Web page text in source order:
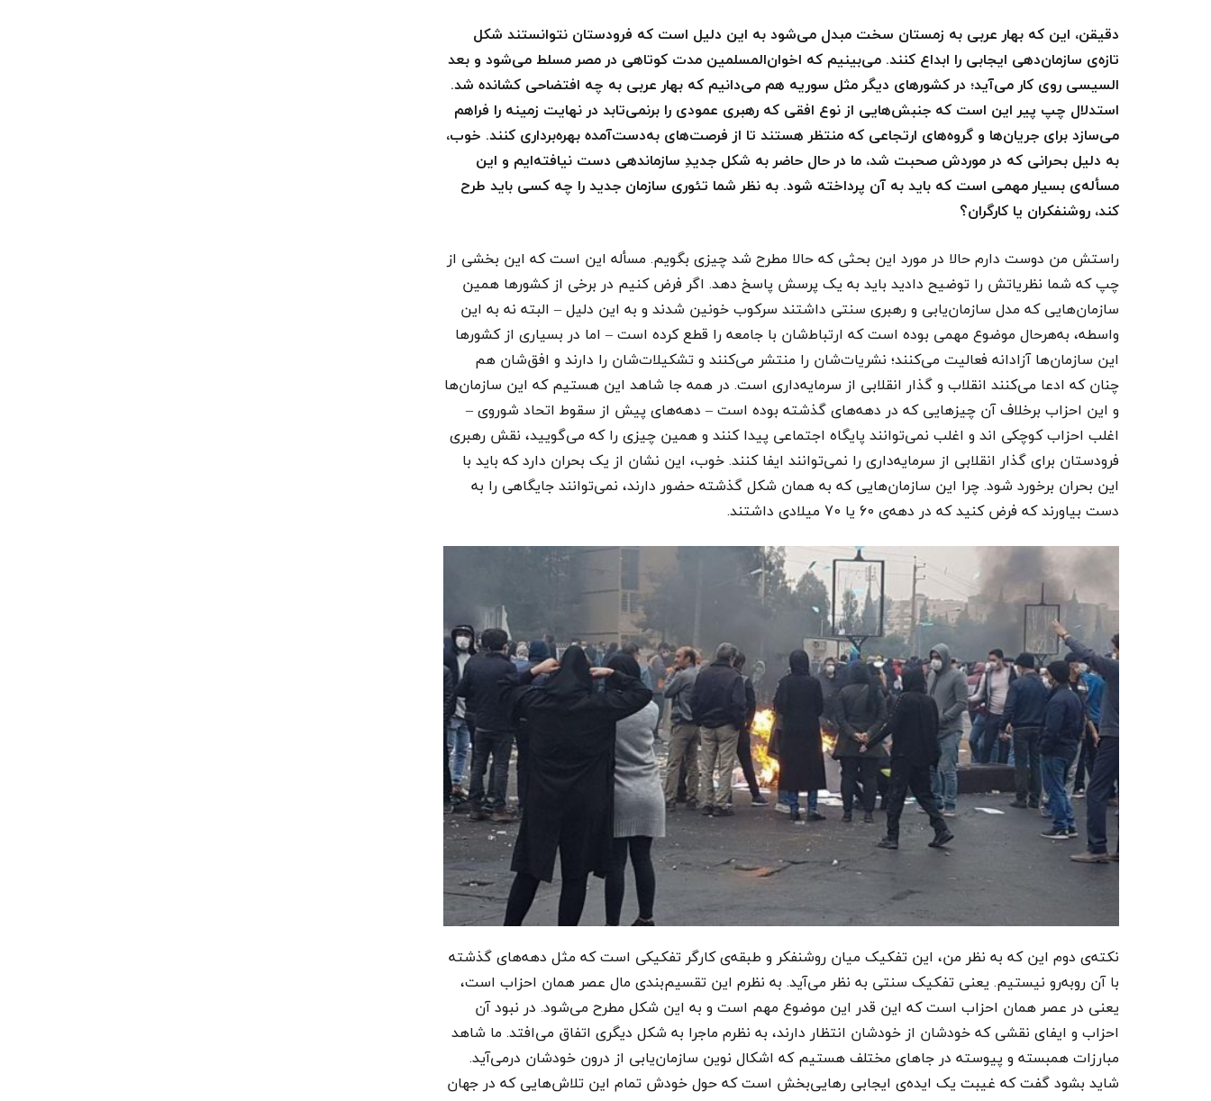
دقیقن، این که بهار عربی به زمستان سخت مبدل می‌شود به این دلیل است که فرودستان نتوانستند شکل
تازه‌ی سازمان‌دهی ایجابی را ابداع کنند. می‌بینیم که اخوان‌المسلمین مدت کوتاهی در مصر مسلط می‌شود و بعد
السیسی روی کار می‌آید؛ در کشورهای دیگر مثل سوریه هم می‌دانیم که بهار عربی به چه افتضاحی کشانده شد.
استدلال چپ‌ پیر این است که جنبش‌هایی از نوع افقی که رهبری عمودی را برنمی‌تابد در نهایت زمینه را فراهم
می‌سازد برای جریان‌ها و گروه‌های ارتجاعی که منتظر هستند تا از فرصت‌های به‌دست‌آمده بهره‌برداری کنند. خوب،
به دلیل بحرانی که در موردش صحبت شد، ما در حال حاضر به شکل جدیدِ سازماندهی دست نیافته‌ایم و این
مسأله‌ی بسیار مهمی است که باید به آن پرداخته شود. به نظر شما تئوری سازمان جدید را چه کسی باید طرح
کند، روشنفکران یا کارگران؟
راستش من دوست دارم حالا در مورد این بحثی که حالا مطرح شد چیزی بگویم. مسأله این است که این بخشی از
چپ که شما نظریاتش را توضیح دادید باید به یک پرسش پاسخ دهد. اگر فرض کنیم در برخی از کشورها همین
سازمان‌هایی که مدل سازمان‌یابی و رهبری سنتی داشتند سرکوب خونین شدند و به این دلیل – البته نه به این
واسطه، به‌هرحال موضوع مهمی بوده است که ارتباط‌شان با جامعه را قطع کرده است – اما در بسیاری از کشورها
این سازمان‌ها آزادانه فعالیت می‌کنند؛ نشریات‌شان را منتشر می‌کنند و تشکیلات‌شان را دارند و افق‌شان هم
چنان که ادعا می‌کنند انقلاب و گذار انقلابی از سرمایه‌داری است. در همه جا شاهد این هستیم که این سازمان‌ها
و این احزاب برخلاف آن چیزهایی که در دهه‌های گذشته بوده است – دهه‌های پیش از سقوط اتحاد شوروی –
اغلب احزاب کوچکی اند و اغلب نمی‌توانند پایگاه اجتماعی پیدا کنند و همین چیزی را که می‌گویید، نقش رهبری
فرودستان برای گذار انقلابی از سرمایه‌داری را نمی‌توانند ایفا کنند. خوب، این نشان از یک بحران دارد که باید با
این بحران برخورد شود. چرا این سازمان‌هایی که به همان شکل گذشته حضور دارند، نمی‌توانند جایگاهی را به
دست بیاورند که فرض کنید که در دهه‌ی 60 یا 70 میلادی داشتند.
نکته‌ی دوم این که به نظر من، این تفکیک میان روشنفکر و طبقه‌ی کارگر تفکیکی است که مثل دهه‌های گذشته
با آن روبه‌رو نیستیم. یعنی تفکیک سنتی به نظر می‌آید. به نظرم این تقسیم‌بندی مال عصر همان احزاب است،
یعنی در عصر همان احزاب است که این قدر این موضوع مهم است و به این شکل مطرح می‌شود. در نبود آن
احزاب و ایفای نقشی که خودشان از خودشان انتظار دارند، به نظرم ماجرا به شکل دیگری اتفاق می‌افتد. ما شاهد
مبارزات همبسته‌ و پیوسته در جاهای مختلف هستیم که اشکال نوین سازمان‌یابی از درون خودشان درمی‌آید.
شاید بشود گفت که غیبت یک ایده‌ی ایجابی رهایی‌بخش است که حول خودش تمام این تلاش‌هایی که در جهان